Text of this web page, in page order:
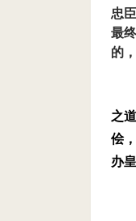
忠
最
的
之
侩
办